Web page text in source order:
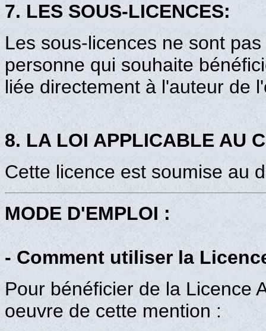
7. LES SOUS-LICENCES:
Les sous-licences ne sont
personne qui souhaite
liée directement à l'auteur de
8. LA LOI APPLICABLE AU
Cette licence est soumise au
MODE D'EMPLOI :
- Comment utiliser la
Pour bénéficier de la Licence
oeuvre de cette mention :